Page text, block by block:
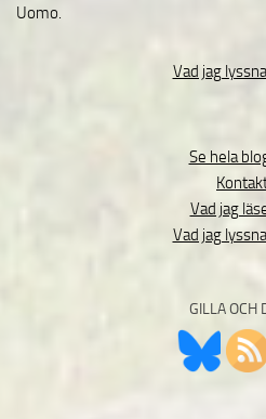
Uomo.
Vad jag
Se hela
Vad jag
Vad jag
GILLA OCH